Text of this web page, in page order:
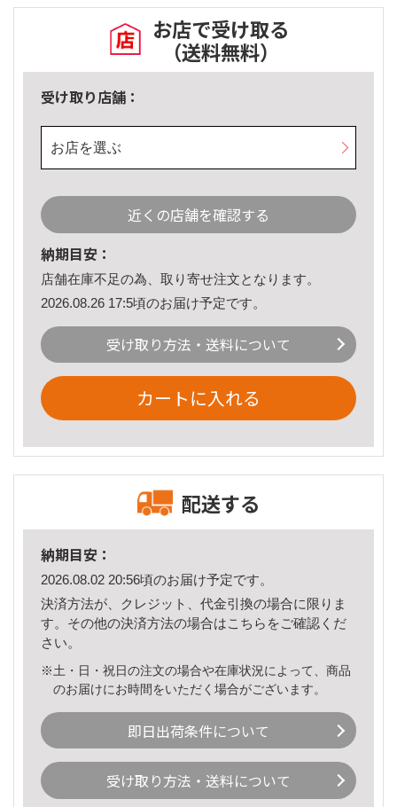
お店で受け取る
（送料無料）
受け取り店舗：
お店を選ぶ
近くの店舗を確認する
納期目安：
店舗在庫不足の為、取り寄せ注文となります。
2026.08.26 17:5頃のお届け予定です。
受け取り方法・送料について
カートに入れる
配送する
納期目安：
2026.08.02 20:56頃のお届け予定です。
決済方法が、クレジット、代金引換の場合に限りま
す。その他の決済方法の場合はこちら をご確認くだ
さい。
※土・日・祝日の注文の場合や在庫状況によって、商品
のお届けにお時間をいただく場合がございます。
即日出荷条件について
受け取り方法・送料について